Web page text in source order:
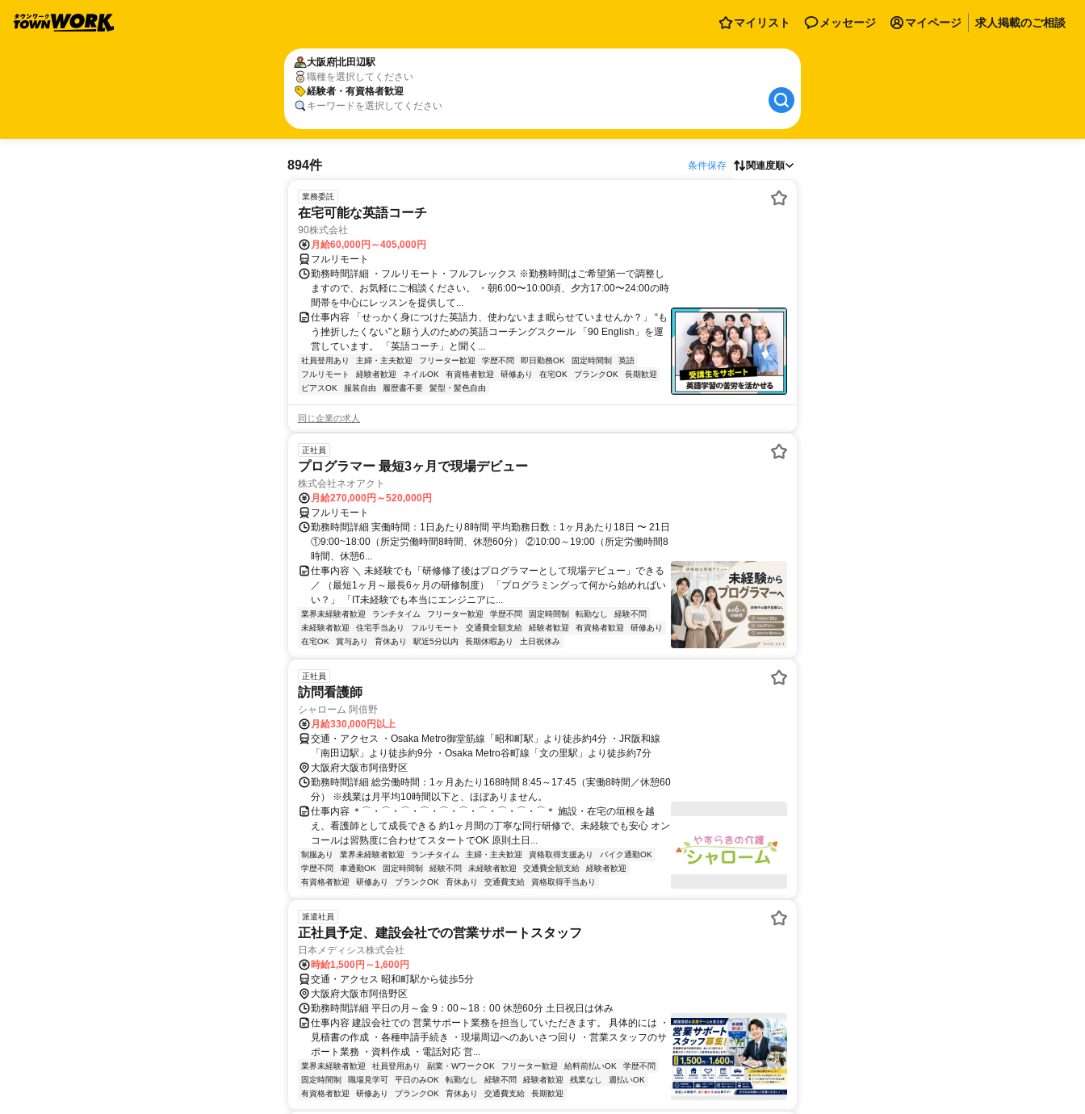
マイリスト メッセージ マイページ 求人掲載のご相談
大阪府北田辺駅
職種を選択してください
経験者・有資格者歓迎
キーワードを選択してください
894件 条件保存 関連度順
業務委託
在宅可能な英語コーチ
90株式会社
月給60,000円～405,000円
フルリモート
勤務時間詳細 ・フルリモート・フルフレックス ※勤務時間はご希望第一で調整し
ますので、お気軽にご相談ください。 ・朝6:00〜10:00頃、夕方17:00〜24:00の時
間帯を中心にレッスンを提供して...
仕事内容 「せっかく身につけた英語力、使わないまま眠らせていませんか？」 “も
う挫折したくない”と願う人のための英語コーチングスクール 「90 English」を運
営しています。 「英語コーチ」と聞く...
社員登用あり 主婦・主夫歓迎 フリーター歓迎 学歴不問 即日勤務OK 固定時間制
英語
フルリモート
経験者歓迎 ネイルOK 有資格者歓迎 研修あり 在宅OK ブランクOK
長期歓迎
ピアスOK
服装自由 履歴書不要 髪型・髪色自由
同じ企業の求人
正社員
プログラマー 最短3ヶ月で現場デビュー
株式会社ネオアクト
月給270,000円～520,000円
フルリモート
勤務時間詳細 実働時間：1日あたり8時間 平均勤務日数：1ヶ月あたり18日 〜 21日
①9:00~18:00（所定労働時間8時間、休憩60分） ②10:00～19:00（所定労働時間8
時間、休憩6...
仕事内容 ＼ 未経験でも「研修修了後はプログラマーとして現場デビュー」できる
／ （最短1ヶ月～最長6ヶ月の研修制度） 「プログラミングって何から始めればい
い？」 「IT未経験でも本当にエンジニアに...
業界未経験者歓迎 ランチタイム フリーター歓迎 学歴不問 固定時間制 転勤なし
経験不問
未経験者歓迎
住宅手当あり フルリモート 交通費全額支給 経験者歓迎 有資格者歓迎
研修あり
在宅OK
賞与あり 育休あり 駅近5分以内 長期休暇あり 土日祝休み
正社員
訪問看護師
シャローム 阿倍野
月給330,000円以上
交通・アクセス ・Osaka Metro御堂筋線「昭和町駅」より徒歩約4分 ・JR阪和線
「南田辺駅」より徒歩約9分 ・Osaka Metro谷町線「文の里駅」より徒歩約7分
大阪府大阪市阿倍野区
勤務時間詳細 総労働時間：1ヶ月あたり168時間 8:45～17:45（実働8時間／休憩60
分） ※残業は月平均10時間以下と、ほぼありません。
仕事内容 ＊⌒・⌒・⌒・⌒・⌒・⌒・⌒・⌒・⌒・⌒＊ 施設・在宅の垣根を越
え、看護師として成長できる 約1ヶ月間の丁寧な同行研修で、未経験でも安心 オン
コールは習熟度に合わせてスタートでOK 原則土日...
制服あり 業界未経験者歓迎 ランチタイム 主婦・主夫歓迎 資格取得支援あり
バイク通勤OK
学歴不問
車通勤OK 固定時間制 経験不問 未経験者歓迎 交通費全額支給
経験者歓迎
有資格者歓迎
研修あり ブランクOK 育休あり 交通費支給 資格取得手当あり
派遣社員
正社員予定、建設会社での営業サポートスタッフ
日本メディシス株式会社
時給1,500円～1,600円
交通・アクセス 昭和町駅から徒歩5分
大阪府大阪市阿倍野区
勤務時間詳細 平日の月～金 9：00～18：00 休憩60分 土日祝日は休み
仕事内容 建設会社での 営業サポート業務を担当していただきます。 具体的には ・
見積書の作成 ・各種申請手続き ・現場周辺へのあいさつ回り ・営業スタッフのサ
ポート業務 ・資料作成 ・電話対応 営...
業界未経験者歓迎 社員登用あり 副業・WワークOK フリーター歓迎 給料前払いOK
学歴不問
固定時間制
職場見学可 平日のみOK 転勤なし 経験不問 経験者歓迎 残業なし
週払いOK
有資格者歓迎
研修あり ブランクOK 育休あり 交通費支給 長期歓迎